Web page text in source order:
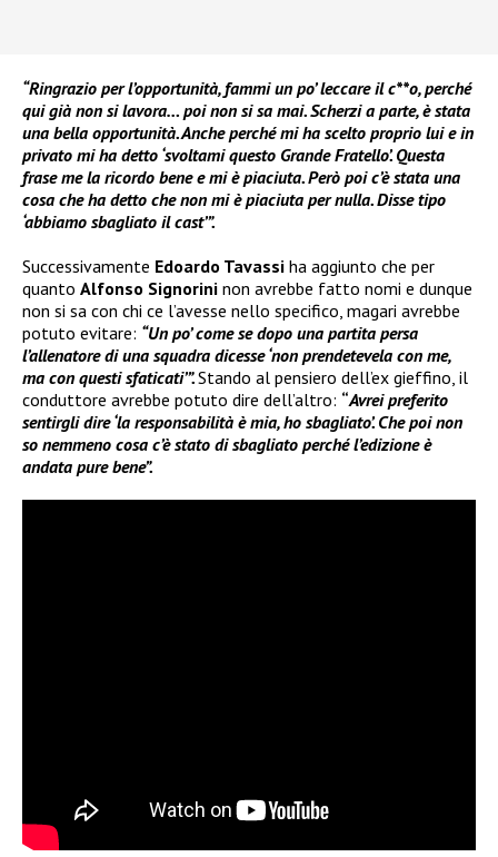
“Ringrazio per l’opportunità, fammi un po’ leccare il c**o, perché
qui già non si lavora… poi non si sa mai. Scherzi a parte, è stata
una bella opportunità. Anche perché mi ha scelto proprio lui e in
privato mi ha detto ‘svoltami questo Grande Fratello’. Questa
frase me la ricordo bene e mi è piaciuta. Però poi c’è stata una
cosa che ha detto che non mi è piaciuta per nulla. Disse tipo
‘abbiamo sbagliato il cast’”.
Successivamente Edoardo Tavassi ha aggiunto che per
quanto Alfonso Signorini non avrebbe fatto nomi e dunque
non si sa con chi ce l’avesse nello specifico, magari avrebbe
potuto evitare: “Un po’ come se dopo una partita persa
l’allenatore di una squadra dicesse ‘non prendetevela con me,
ma con questi sfaticati’”.Stando al pensiero dell’ex gieffino, il
conduttore avrebbe potuto dire dell’altro: “Avrei preferito
sentirgli dire ‘la responsabilità è mia, ho sbagliato’. Che poi non
so nemmeno cosa c’è stato di sbagliato perché l’edizione è
andata pure bene”.